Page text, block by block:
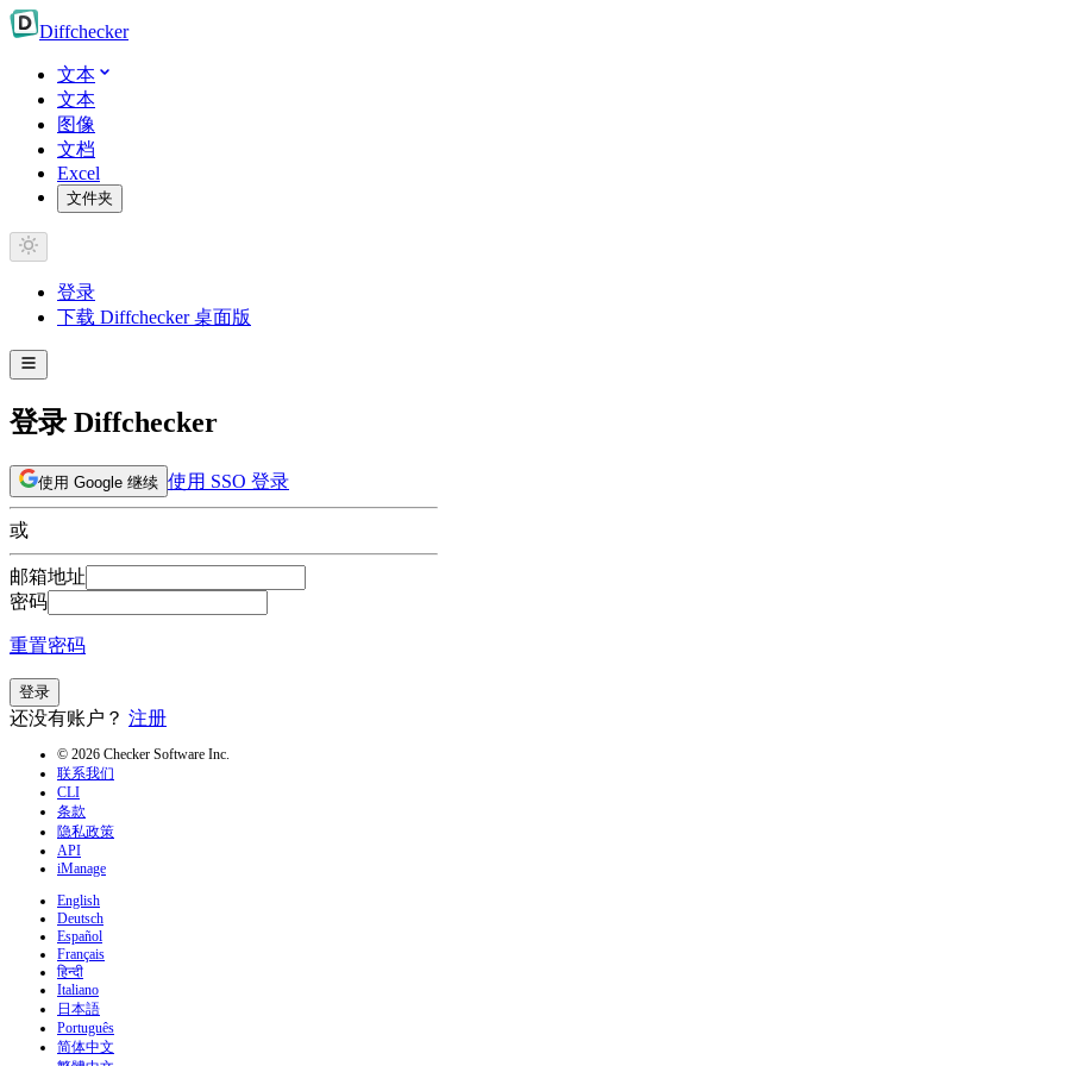
Diffchecker
文本
文本
图像
文档
Excel
文件夹
登录
下载 Diffchecker 桌面版
登录 Diffchecker
使用 Google 继续 使用 SSO 登录
或
邮箱地址
密码
重置密码
登录
还没有账户？ 注册
© 2026 Checker Software Inc.
联系我们
CLI
条款
隐私政策
API
iManage
English
Deutsch
Español
Français
हिन्दी
Italiano
日本語
Português
简体中文